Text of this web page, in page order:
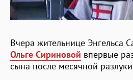
Вчера жительнице Энгельса
Ольге Сириновой впервые
сына после месячной